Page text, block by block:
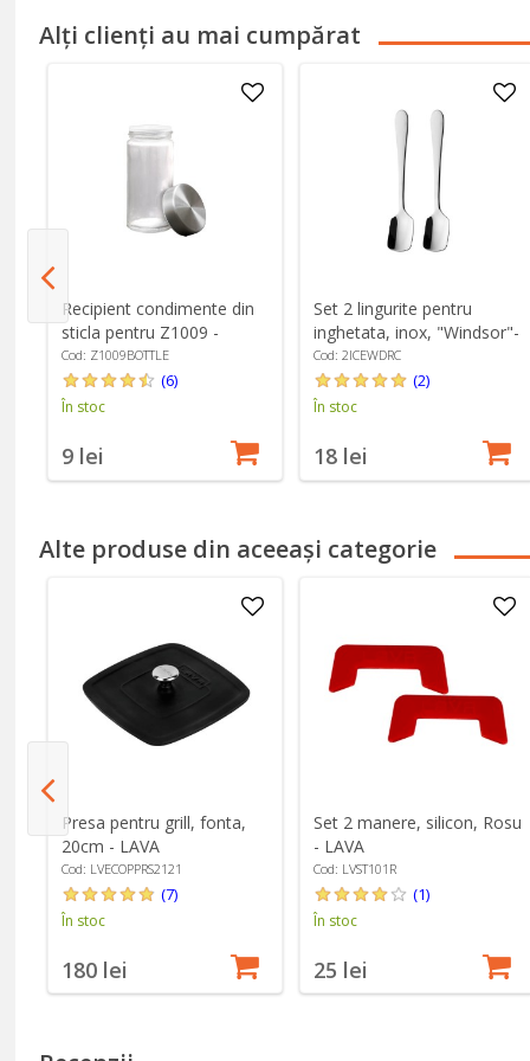
Alți clienți au mai cumpărat
Recipient condimente din
sticla pentru Z1009 -
Zokura
Cod: Z1009BOTTLE
(6)
În stoc
9 lei
Set 2 lingurite pentru
inghetata, inox, "Windsor"-
Grunwerg
Cod: 2ICEWDRC
(2)
În stoc
18 lei
Alte produse din aceeași categorie
Presa pentru grill, fonta,
20cm - LAVA
Cod: LVECOPPRS2121
(7)
În stoc
180 lei
Set 2 manere, silicon, Rosu
- LAVA
Cod: LVST101R
(1)
În stoc
25 lei